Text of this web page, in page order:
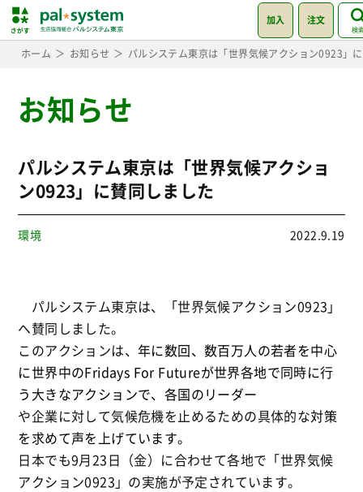
加入 注文
検
ホーム お知らせ パルシステム東京は「世界気候アクション0923」
お知らせ
パルシステム東京は「世界気候アクショ
ン0923」に賛同しました
環境 2022.9.19
パルシステム東京は、「世界気候アクション0923」
へ賛同しました。
このアクションは、 年に数回、数百万人の若者を中心
に世界中のFridays For Futureが世界各地で同時に行
う大きなアクションで、 各国のリーダー
や企業に対して気候危機を止めるための具体的な対策
を求めて声を上げています。
日本でも9月23日（金）に合わせて各地で「世界気候
アクション0923」の実施が予定されています。